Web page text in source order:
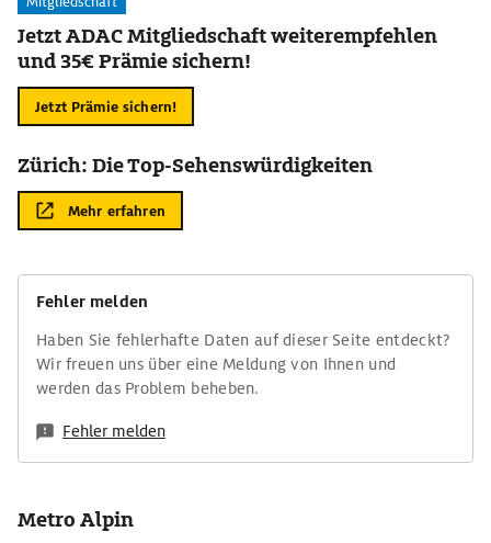
Jetzt ADAC Mitgliedschaft weiterempfehlen
und 35€ Prämie sichern!
Jetzt Prämie sichern!
Zürich: Die Top-Sehenswürdigkeiten
Mehr erfahren
Fehler melden
Haben Sie fehlerhafte Daten auf dieser Seite entdeckt?
Wir freuen uns über eine Meldung von Ihnen und
werden das Problem beheben.
Fehler melden
Metro Alpin